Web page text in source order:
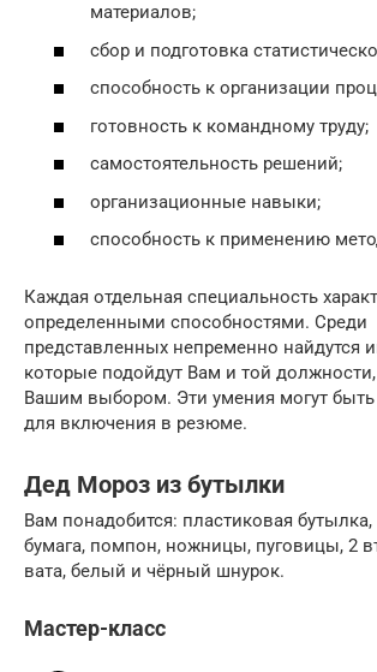
материалов;
сбор и подготовка
способность к организации
готовность к командному труду;
самостоятельность решений;
организационные навыки;
способность к применению
Каждая отдельная специальность
определенными способностями. Среди
представленных непременно найдутся
которые подойдут Вам и той должности,
Вашим выбором. Эти умения могут
для включения в резюме.
Дед Мороз из бутылки
Вам понадобится: пластиковая бутылка,
бумага, помпон, ножницы, пуговицы, 2
вата, белый и чёрный шнурок.
Мастер-класс